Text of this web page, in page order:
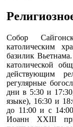
Собор
католическим
базилик
католической
действующим
регулярные
дни в 5:30 и
языке), 16:30 и
до 11:00 и с
Иоанн XXIII